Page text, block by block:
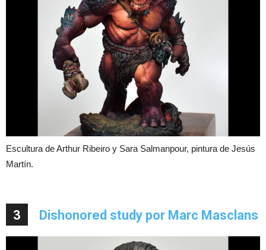
Escultura de Arthur Ribeiro y Sara Salmanpour, pintura de Jesús
Martín.
3 Dishonored study por Marc Masclans